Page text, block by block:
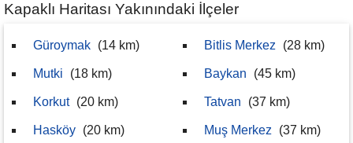
Kapaklı Haritası Yakınındaki İlçeler
Güroymak (14 km)
Mutki (18 km)
Korkut (20 km)
Hasköy (20 km)
Bitlis Merkez (28 km)
Baykan (45 km)
Tatvan (37 km)
Muş Merkez (37 km)